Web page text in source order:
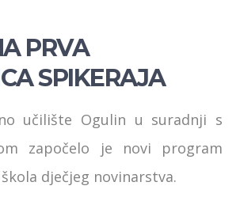
PRVA
SPIKERAJA
učilište Ogulin u suradnji s
započelo je novi program
škola dječjeg novinarstva.